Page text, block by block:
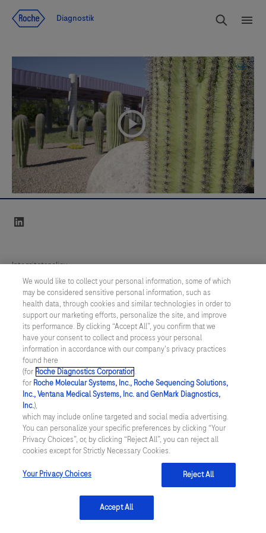
Diagnostik
playicon
Integritetspolicy
Inställningar för cookies
Kontakt
SWEDEN/Svenska
© 2026 Roche Diagnostics Sverige (Roche Diagnostics Scandinavia AB)
Senast uppdaterad: 08.08.2026
Den här webbplatsen är riktad till en bred målgrupp. Det kan
därför förekomma produktinformation eller annan information som
inte är tillämplig för dig eller landet du är verksam i. Observera att
vi inte är ansvariga för eventuell användning av information som
inte uppfyller lagkrav eller regler om godkännande eller
We would like to collect your personal information, some of which
may be considered sensitive personal information, such as
health data, through cookies and similar technologies in order to
support our marketing efforts, personalize the site, and improve
its performance. By clicking “Accept All”, you confirm that we
have your consent to collect and process your personal
information in accordance with our company's privacy practices
found here
(for Roche Diagnostics Corporation.
for Roche Molecular Systems, Inc., Roche Sequencing Solutions,
Inc., Ventana Medical Systems, Inc. and GenMark Diagnostics,
Inc.),
which may include online targeted and social media advertising.
You can personalize your specific preferences by clicking “Your
Privacy Choices”, or, by clicking “Reject All”, you can reject all
cookies except for Strictly Necessary Cookies.
Your Privacy Choices Reject All
Accept All